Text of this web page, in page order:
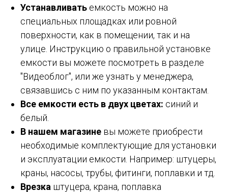
Устанавливать емкость можно на
специальных площадках или ровной
поверхности, как в помещении, так и на
улице. Инструкцию о правильной установке
емкости вы можете посмотреть в разделе
"Видеоблог", или же узнать у менеджера,
связавшись с ним по указанным контактам.
Все емкости есть в двух цветах: синий и
белый.
В нашем магазине вы можете приобрести
необходимые комплектующие для установки
и эксплуатации емкости. Например: штуцеры,
краны, насосы, трубы, фитинги, поплавки и тд.
Врезка штуцера, крана, поплавка